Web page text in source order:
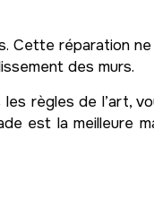
Cette réparation ne
des murs.
règles de l’art,
est la meilleure